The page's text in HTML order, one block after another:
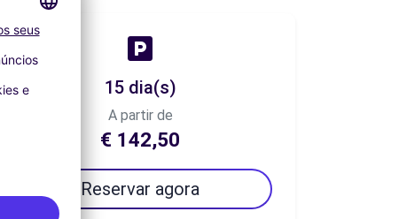
15 dia(s)
A partir de
€ 142,50
Reservar agora